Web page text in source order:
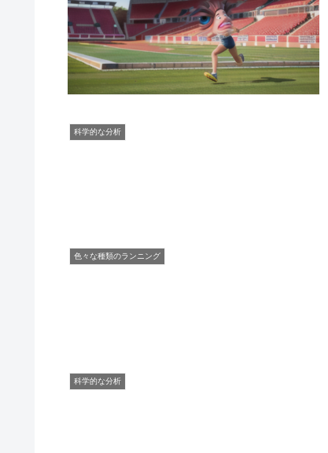
科学的な分析
色々な種類のランニング
科学的な分析